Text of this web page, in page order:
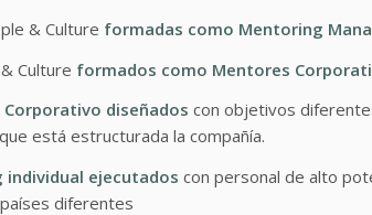
& Culture formadas como Mentoring
Culture formados como Mentores
diseñados con objetivos
está estructurada la compañía.
ejecutados con personal de alto
diferentes